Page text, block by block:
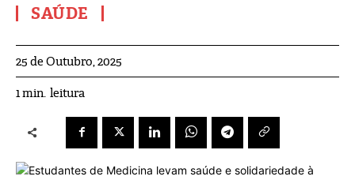
SAÚDE
25 de Outubro, 2025
1min. leitura